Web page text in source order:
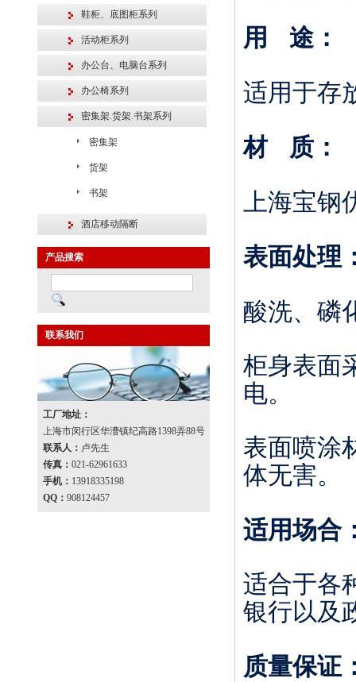
鞋柜、底图柜系列
活动柜系列
办公台、电脑台系列
办公椅系列
密集架.货架.书架系列
密集架
货架
书架
酒店移动隔断
产品搜索
联系我们
工厂地址：
上海市闵行区华漕镇纪高路1398弄88号
联系人： 卢先生
传真： 021-62961633
手机： 13918335198
QQ： 908124457
用 途：
适用于存
材 质：
上海宝钢
表面处理
酸洗、磷
柜身表面
电。
表面喷涂
体无害。
适用场合
适合于各
银行以及
质量保证